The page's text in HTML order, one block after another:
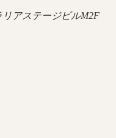
アステージビルM2F